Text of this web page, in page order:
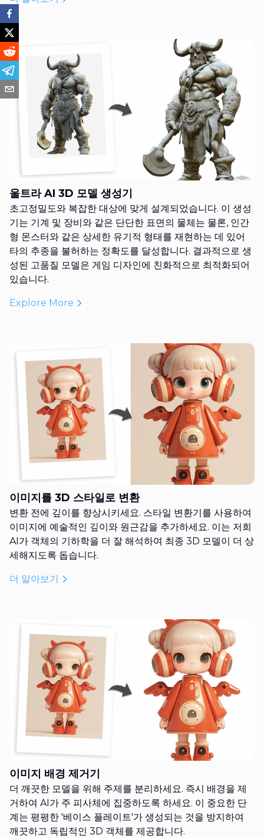
울트라 AI 3D 모델 생성기
초고정밀도와 복잡한 대상에 맞게 설계되었습니다. 이 생성
기는 기계 및 장비와 같은 단단한 표면의 물체는 물론, 인간
형 몬스터와 같은 상세한 유기적 형태를 재현하는 데 있어
타의 추종을 불허하는 정확도를 달성합니다. 결과적으로 생
성된 고품질 모델은 게임 디자인에 친화적으로 최적화되어
있습니다.
Explore More
이미지를 3D 스타일로 변환
변환 전에 깊이를 향상시키세요. 스타일 변환기를 사용하여
이미지에 예술적인 깊이와 원근감을 추가하세요. 이는 저희
AI가 객체의 기하학을 더 잘 해석하여 최종 3D 모델이 더 상
세해지도록 돕습니다.
더 알아보기
이미지 배경 제거기
더 깨끗한 모델을 위해 주제를 분리하세요. 즉시 배경을 제
거하여 AI가 주 피사체에 집중하도록 하세요. 이 중요한 단
계는 평평한 '베이스 플레이트'가 생성되는 것을 방지하여
깨끗하고 독립적인 3D 객체를 제공합니다.